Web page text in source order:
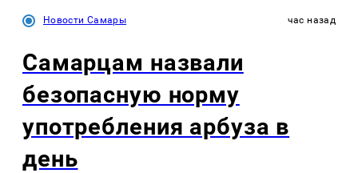
Новости Самары час назад
Самарцам назвали
безопасную норму
употребления арбуза в
день